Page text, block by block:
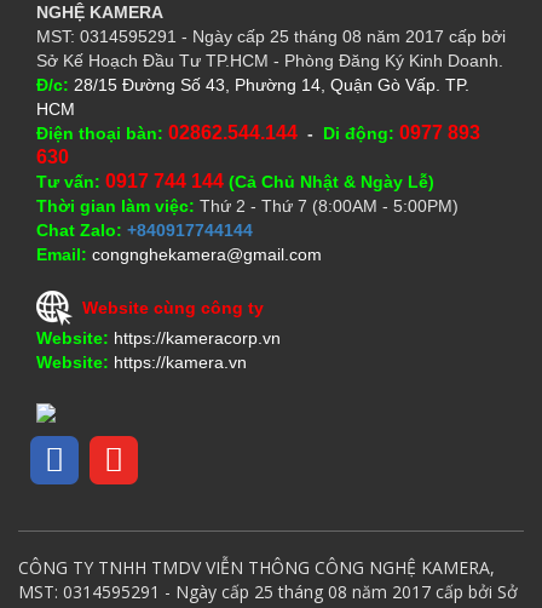
NGHỆ KAMERA
MST: 0314595291 - Ngày cấp 25 tháng 08 năm 2017 cấp bởi
Sở Kế Hoạch Đầu Tư TP.HCM - Phòng Đăng Ký Kinh Doanh.
Đ/c: 28/15 Đường Số 43, Phường 14, Quận Gò Vấp. TP.
HCM
Điện thoại bàn: 02862.544.144 - Di động: 0977 893
630
Tư vấn: 0917 744 144 (Cả Chủ Nhật & Ngày Lễ)
Thời gian làm việc: Thứ 2 - Thứ 7 (8:00AM - 5:00PM)
Chat Zalo: +840917744144
Email: congnghekamera@gmail.com
Website cùng công ty
Website: https://kameracorp.vn
Website: https://kamera.vn
CÔNG TY TNHH TMDV VIỄN THÔNG CÔNG NGHỆ KAMERA,
MST: 0314595291 - Ngày cấp 25 tháng 08 năm 2017 cấp bởi Sở